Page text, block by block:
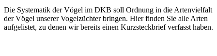
Die Systematik der Vögel im DKB soll Ordnung in die Artenvielfalt
der Vögel unserer Vogelzüchter bringen. Hier finden Sie alle Arten
aufgelistet, zu denen wir bereits einen Kurzsteckbrief verfasst haben.